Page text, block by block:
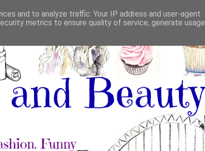
and to analyze traffic. Your IP address and user-agent
metrics to ensure quality of service, generate usage